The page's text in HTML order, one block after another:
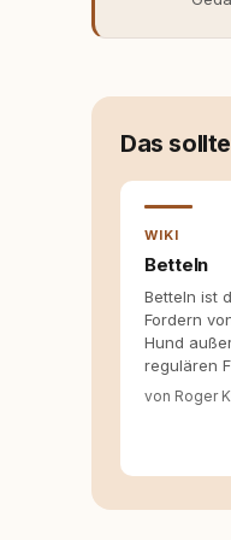
Das
WIKI
Betteln
Betteln ist
Fordern
Hund
regulären
von Roger